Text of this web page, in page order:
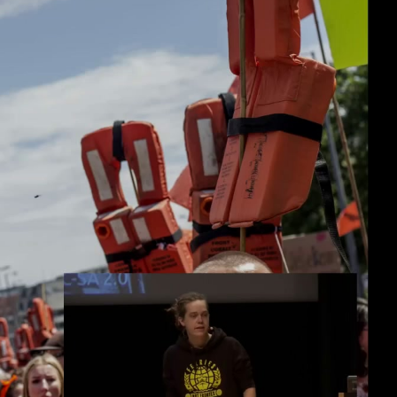
deu 1080p (mp4)
eng 1080p (mp4)
fra 1080p (mp4)
deu-eng-fra 1080p (mp4)
slides deu-eng-fra 1080p (mp4)
deu-eng-fra 1080p (webm)
deu-eng-fra 576p (mp4)